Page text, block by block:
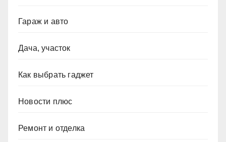
Гараж и авто
Дача, участок
Как выбрать гаджет
Новости плюс
Ремонт и отделка